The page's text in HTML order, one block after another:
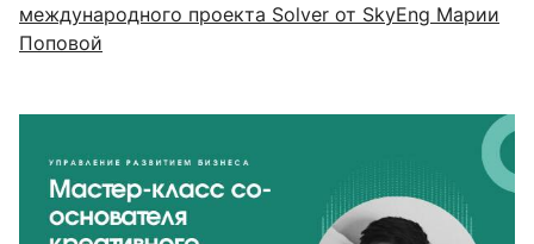
международного проекта Solver от SkyEng Марии
Поповой